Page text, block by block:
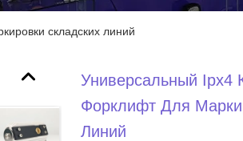
складских линий
Универсальный Ipx4
Форклифт Для
Линий